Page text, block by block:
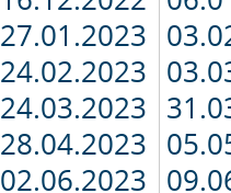
27.01.2023
24.02.2023
24.03.2023
28.04.2023
02.06.2023